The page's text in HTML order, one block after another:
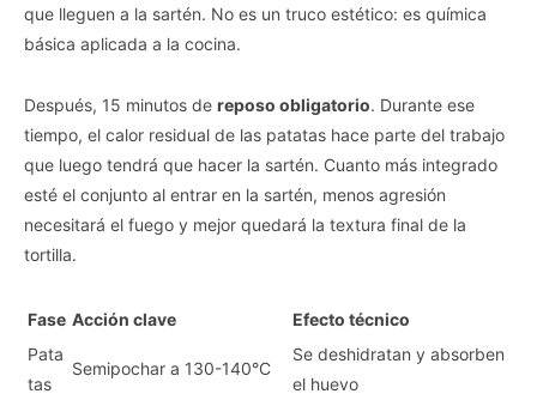
que lleguen a la sartén. No es un truco estético: es química
básica aplicada a la cocina.
Después, 15 minutos de reposo obligatorio. Durante ese
tiempo, el calor residual de las patatas hace parte del trabajo
que luego tendrá que hacer la sartén. Cuanto más integrado
esté el conjunto al entrar en la sartén, menos agresión
necesitará el fuego y mejor quedará la textura final de la
tortilla.
Fase Acción clave
Efecto técnico
Pata
tas
Semipochar a 130-140°C
Se deshidratan y absorben
el huevo